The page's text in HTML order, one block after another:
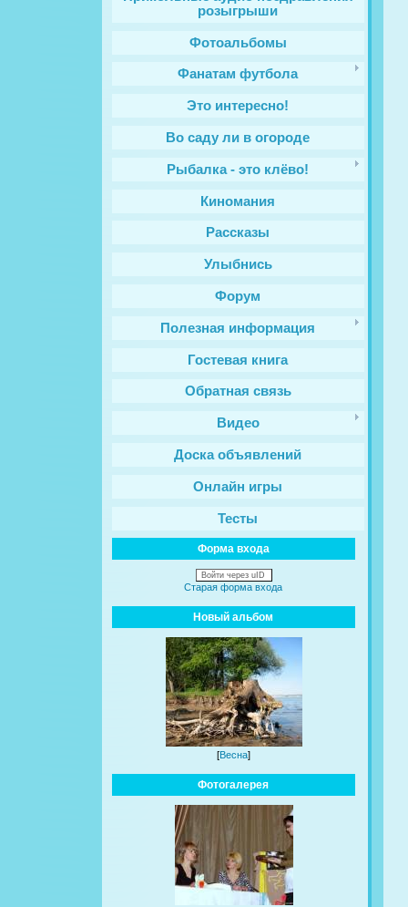
розыгрыши
Фотоальбомы
Фанатам футбола
Это интересно!
Во саду ли в огороде
Рыбалка - это клёво!
Киномания
Рассказы
Улыбнись
Форум
Полезная информация
Гостевая книга
Обратная связь
Видео
Доска объявлений
Онлайн игры
Тесты
Форма входа
Войти через uID
Старая форма входа
Новый альбом
[Весна]
Фотогалерея